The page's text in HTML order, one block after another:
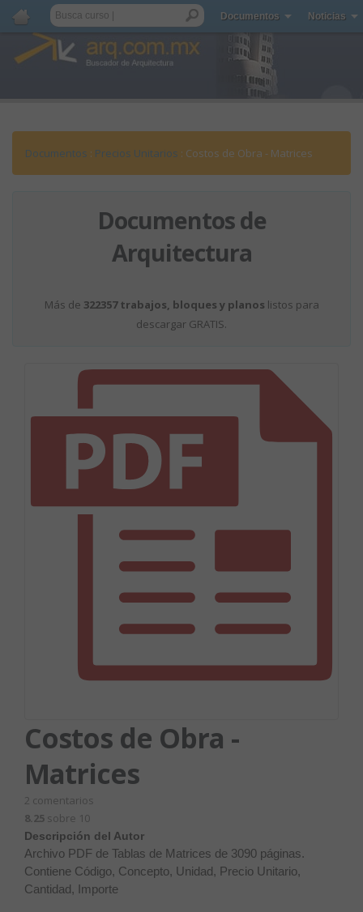
Documentos Noticias
Documentos : Precios Unitarios : Costos de Obra - Matrices
Documentos de
Arquitectura
Más de 322357 trabajos, bloques y planos listos para
descargar GRATIS.
Costos de Obra -
Matrices
2 comentarios
8.25 sobre 10
Descripción del Autor
Archivo PDF de Tablas de Matrices de 3090 páginas.
Contiene Código, Concepto, Unidad, Precio Unitario,
Cantidad, Importe